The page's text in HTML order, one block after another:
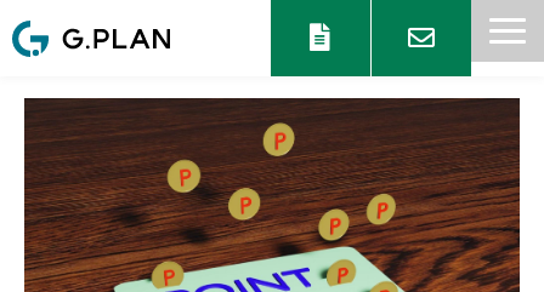
サービス一覧
目的からサービスを探す
セミナー 情報
協業パートナー募集